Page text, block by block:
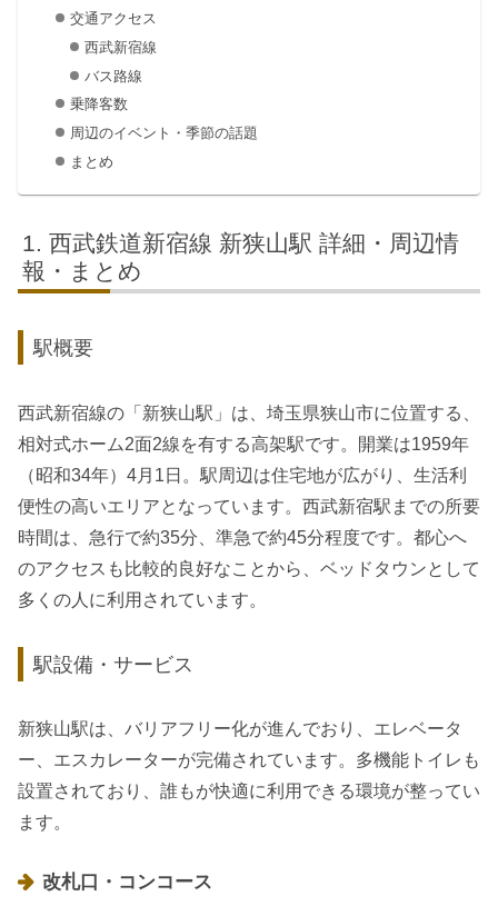
交通アクセス
西武新宿線
バス路線
乗降客数
周辺のイベント・季節の話題
まとめ
西武鉄道新宿線 新狭山駅 詳細・周辺情
報・まとめ
駅概要
西武新宿線の「新狭山駅」は、埼玉県狭山市に位置する、
相対式ホーム2面2線を有する高架駅です。開業は1959年
（昭和34年）4月1日。駅周辺は住宅地が広がり、生活利
便性の高いエリアとなっています。西武新宿駅までの所要
時間は、急行で約35分、準急で約45分程度です。都心へ
のアクセスも比較的良好なことから、ベッドタウンとして
多くの人に利用されています。
駅設備・サービス
新狭山駅は、バリアフリー化が進んでおり、エレベータ
ー、エスカレーターが完備されています。多機能トイレも
設置されており、誰もが快適に利用できる環境が整ってい
ます。
改札口・コンコース